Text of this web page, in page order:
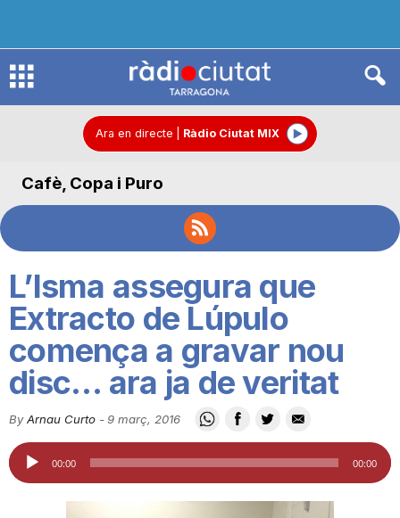
R
d
C
i
Ara en directe Ràdio Ciutat MIX
Cafè, Copa i Puro
L’Isma assegura que
Extracto de Lúpulo
comença a gravar nou
disc… ara ja de veritat
By Arnau Curto -9 març, 2016
Reproductor
d'àudio
00:00 00:00